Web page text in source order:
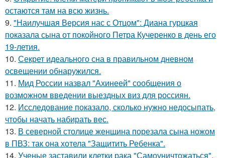
остаются там на всю жизнь.
9. "Наилучшая Версия нас с Отцом": Диана гурцкая
показала сына от покойного Петра Кучеренко в день его
19-летия.
10. Секрет идеального сна в правильном дневном
освещении обнаружился.
11. Мид России назвал "Ахинеей" сообщения о
возможном введении выездных виз для россиян.
12. Исследование показало, сколько нужно недосыпать,
чтобы начать набирать вес.
13. В северной столице женщина порезала сына ножом
в ПВЗ: так она хотела "Защитить Ребенка".
14. Ученые заставили клетки рака "Самоуничтожаться".